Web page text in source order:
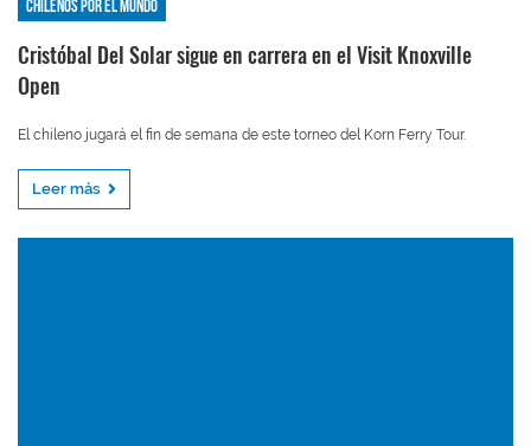
Chilenos por el mundo
Cristóbal Del Solar sigue en carrera en el Visit Knoxville
Open
El chileno jugará el fin de semana de este torneo del Korn Ferry Tour.
Leer más